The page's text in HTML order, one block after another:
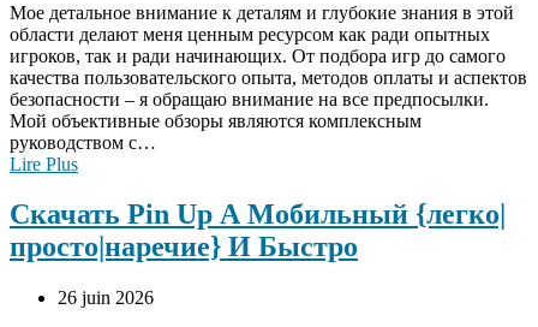
Мое детальное внимание к деталям и глубокие знания в этой
области делают меня ценным ресурсом как ради опытных
игроков, так и ради начинающих. От подбора игр до самого
качества пользовательского опыта, методов оплаты и аспектов
безопасности – я обращаю внимание на все предпосылки.
Мой объективные обзоры являются комплексным
руководством с…
Lire Plus
Скачать Pin Up А Мобильный {легко|
просто|наречие} И Быстро
26 juin 2026